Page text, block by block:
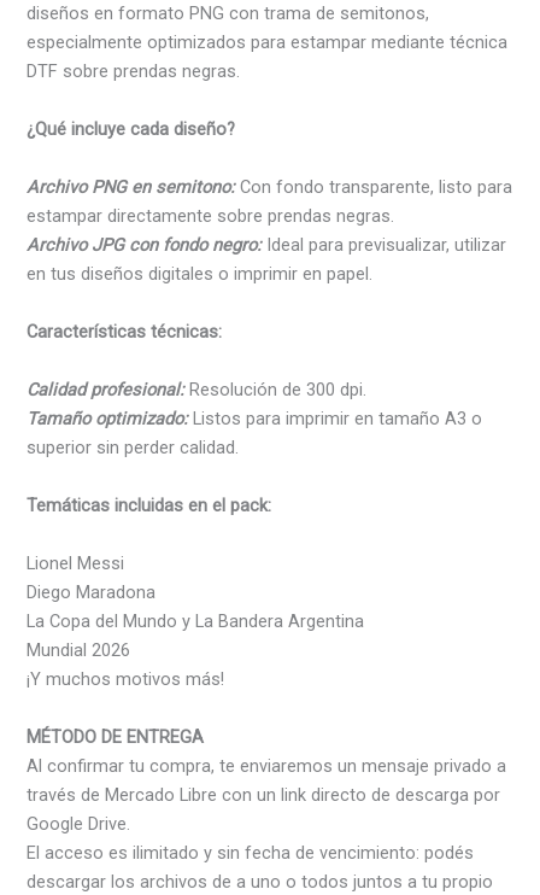
España
cantidad
diseños en formato PNG con trama de semitonos,
especialmente optimizados para estampar mediante técnica
DTF sobre prendas negras.
¿Qué incluye cada diseño?
Archivo PNG en semitono:Con fondo transparente, listo para
estampar directamente sobre prendas negras.
Archivo JPG con fondo negro:Ideal para previsualizar, utilizar
en tus diseños digitales o imprimir en papel.
Características técnicas:
Calidad profesional:Resolución de 300 dpi.
Tamaño optimizado:Listos para imprimir en tamaño A3 o
superior sin perder calidad.
Temáticas incluidas en el pack:
Lionel Messi
Diego Maradona
La Copa del Mundo y La Bandera Argentina
Mundial 2026
¡Y muchos motivos más!
MÉTODO DE ENTREGA
Al confirmar tu compra, te enviaremos un mensaje privado a
través de Mercado Libre con un link directo de descarga por
Google Drive.
El acceso es ilimitado y sin fecha de vencimiento: podés
descargar los archivos de a uno o todos juntos a tu propio